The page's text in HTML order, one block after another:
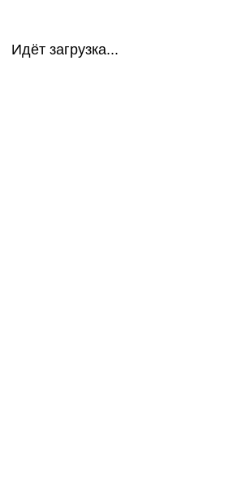
Идёт загрузка...